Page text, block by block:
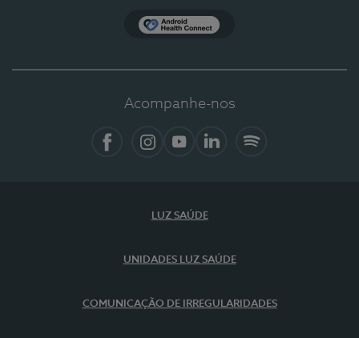
Acompanhe-nos
LUZ SAÚDE
UNIDADES LUZ SAÚDE
COMUNICAÇÃO DE IRREGULARIDADES